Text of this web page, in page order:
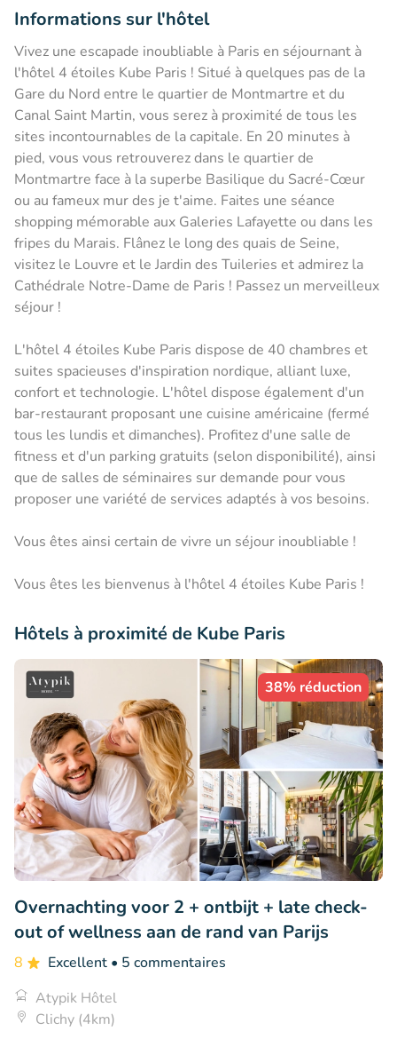
Informations sur l'hôtel
Vivez une escapade inoubliable à Paris en séjournant à
l'hôtel 4 étoiles Kube Paris ! Situé à quelques pas de la
Gare du Nord entre le quartier de Montmartre et du
Canal Saint Martin, vous serez à proximité de tous les
sites incontournables de la capitale. En 20 minutes à
pied, vous vous retrouverez dans le quartier de
Montmartre face à la superbe Basilique du Sacré-Cœur
ou au fameux mur des je t'aime. Faites une séance
shopping mémorable aux Galeries Lafayette ou dans les
fripes du Marais. Flânez le long des quais de Seine,
visitez le Louvre et le Jardin des Tuileries et admirez la
Cathédrale Notre-Dame de Paris ! Passez un merveilleux
séjour !
L'hôtel 4 étoiles Kube Paris dispose de 40 chambres et
suites spacieuses d'inspiration nordique, alliant luxe,
confort et technologie. L'hôtel dispose également d'un
bar-restaurant proposant une cuisine américaine (fermé
tous les lundis et dimanches). Profitez d'une salle de
fitness et d'un parking gratuits (selon disponibilité), ainsi
que de salles de séminaires sur demande pour vous
proposer une variété de services adaptés à vos besoins.
Vous êtes ainsi certain de vivre un séjour inoubliable !
Vous êtes les bienvenus à l'hôtel 4 étoiles Kube Paris !
Hôtels à proximité de Kube Paris
38% réduction
Overnachting voor 2 + ontbijt + late check-
out of wellness aan de rand van Parijs
8 Excellent • 5 commentaires
Atypik Hôtel
Clichy (4km)